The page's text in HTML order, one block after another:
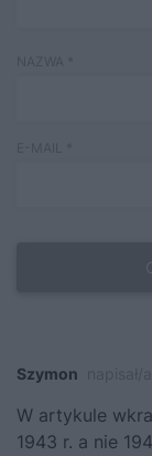
Szymon
W artykule
1943 r. a nie